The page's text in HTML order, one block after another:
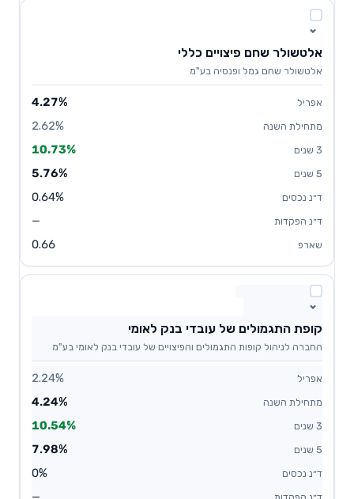
אלטשולר שחם פיצויים כללי
אלטשולר שחם גמל ופנסיה בע"מ
4.27%
2.62%
10.73%
5.76%
0.64%
—
0.66
קופת התגמולים של עובדי בנק לאומי
החברה לניהול קופות התגמולים והפיצויים של עובדי בנק לאומי בע"מ
2.24%
4.24%
10.54%
7.98%
0%